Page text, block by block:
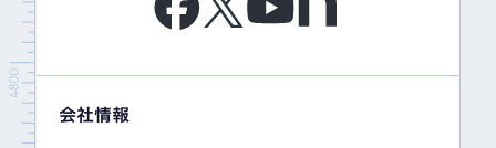
会社情報